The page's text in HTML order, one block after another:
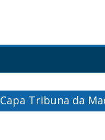
Capa Tribuna da